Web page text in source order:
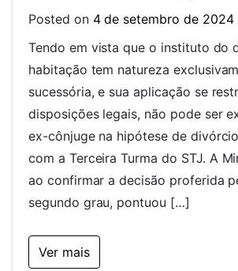
Posted on 4 de setembro de 2024
Tendo em vista que o instituto do
habitação tem natureza
sucessória, e sua aplicação se
disposições legais, não pode ser
ex-cônjuge na hipótese de
com a Terceira Turma do STJ. A
ao confirmar a decisão proferida
segundo grau, pontuou […]
Ver mais